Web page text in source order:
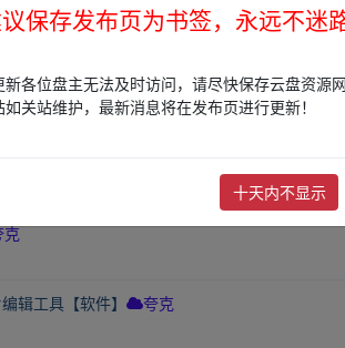
】 Windows 新闻资讯 夸克
其他 夸克
软件】
克
辑工具【软件】 夸克
保存发布页为书签，永远不迷路
各位盘主无法及时访问，请尽快保存云盘资源
关站维护，最新消息将在发布页进行更新！
十天内不显示